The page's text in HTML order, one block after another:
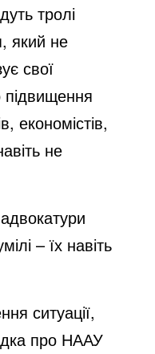
тролі
який не
свої
економістів,
не
адвокатури
– їх навіть
ситуації,
про НААУ